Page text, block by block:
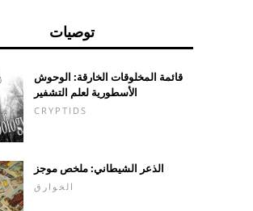
توصيات
قائمة المخلوقات الخارقة: الوحوش
الأسطورية لعلم التشفير
CRYPTIDS
الذعر الشيطاني: ملخص موجز
الخوارق